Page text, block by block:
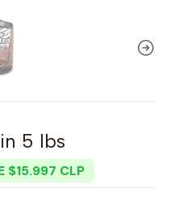
5 lbs
$15.997 CLP